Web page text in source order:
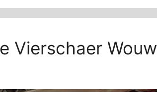
Vierschaer Wouw